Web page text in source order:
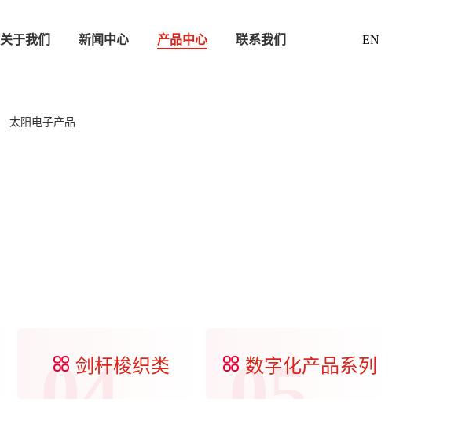
关于我们 新闻中心 产品中心 联系我们 EN
太阳电子产品
04
剑杆梭织类 05
数字化产品系列